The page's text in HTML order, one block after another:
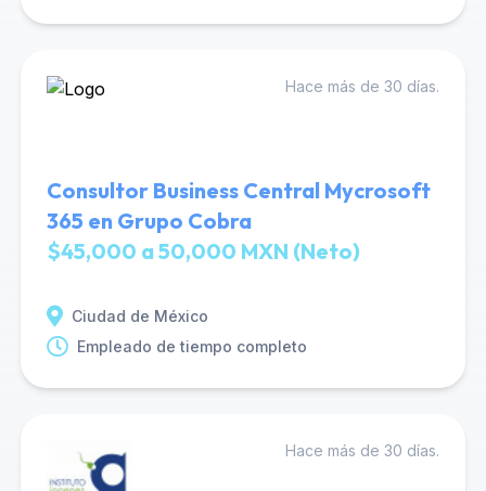
Hace más de 30 días.
Consultor Business Central Mycrosoft
365 en Grupo Cobra
$45,000 a 50,000 MXN (Neto)
Ciudad de México
Empleado de tiempo completo
Hace más de 30 días.